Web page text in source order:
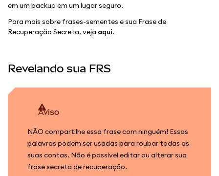
em um backup em um lugar seguro.
Para mais sobre frases-sementes e sua Frase de
Recuperação Secreta, veja aqui.
Revelando sua FRS
aviso
NÃO compartilhe essa frase com ninguém! Essas
palavras podem ser usadas para roubar todas as
suas contas. Não é possível editar ou alterar sua
frase secreta de recuperação.